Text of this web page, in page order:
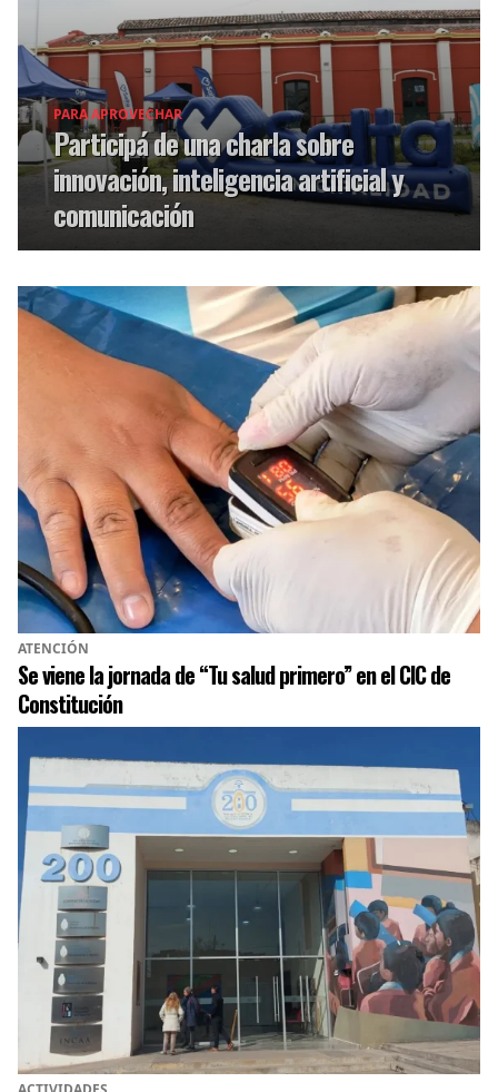
PARA APROVECHAR
Participá de una charla sobre
innovación, inteligencia artificial y
comunicación
ATENCIÓN
Se viene la jornada de “Tu salud primero” en el CIC de
Constitución